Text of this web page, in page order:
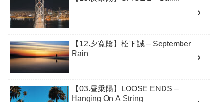
【12.夕寛陰】松下誠 – September
Rain
【03.昼乗陽】LOOSE ENDS –
Hanging On A String